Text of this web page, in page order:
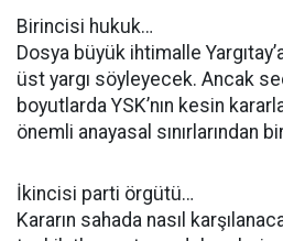
Birincisi hukuk…
Dosya büyük ihtimalle
üst yargı söyleyecek. Ancak
boyutlarda YSK’nın kesin
önemli anayasal sınırlarından
İkincisi parti örgütü…
Kararın sahada nasıl